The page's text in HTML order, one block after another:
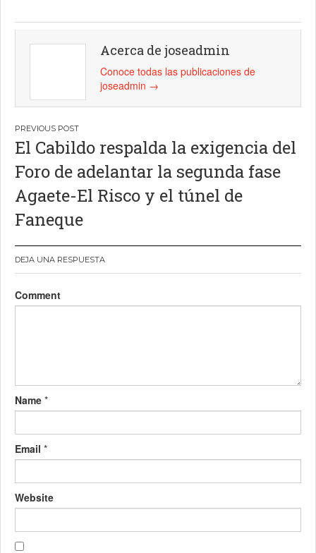
Acerca de joseadmin
Conoce todas las publicaciones de
joseadmin →
Navegación
de
entradas
El Cabildo respalda la exigencia del
Foro de adelantar la segunda fase
Agaete-El Risco y el túnel de
Faneque
DEJA UNA RESPUESTA
Comment
Name *
Email *
Website